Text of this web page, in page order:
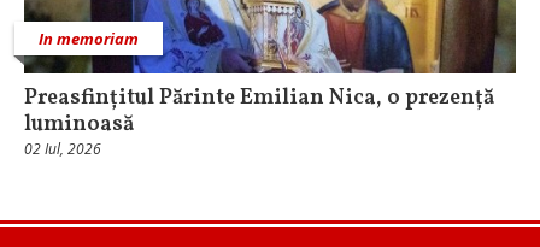
In memoriam
Preasfințitul Părinte Emilian Nica, o prezență
luminoasă
02 Iul, 2026